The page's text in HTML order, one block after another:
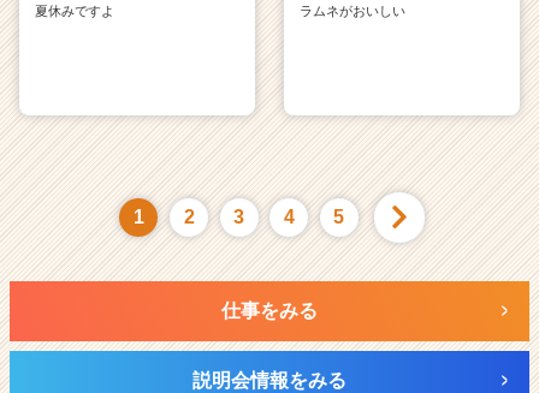
夏休みですよ
ラムネがおいしい
1 2 3 4 5
仕事をみる
説明会情報をみる